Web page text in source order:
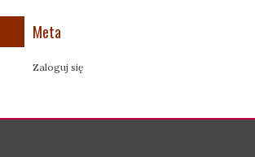
Meta
Zaloguj się